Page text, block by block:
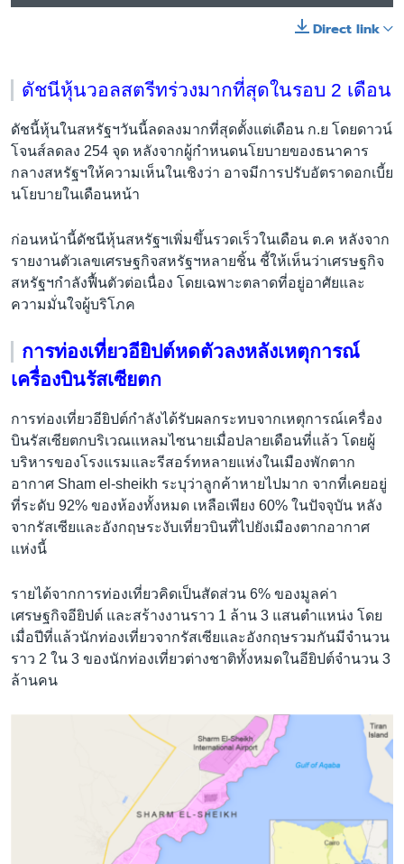
Direct link
ดัชนีหุ้นวอลสตรีทร่วงมากที่สุดในรอบ 2 เดือน
ดัชนี้หุ้นในสหรัฐฯวันนี้ลดลงมากที่สุดตั้งแต่เดือน ก.ย โดยดาวน์
โจนส์ลดลง 254 จุด หลังจากผู้กำหนดนโยบายของธนาคาร
กลางสหรัฐฯให้ความเห็นในเชิงว่า อาจมีการปรับอัตราดอกเบี้ย
นโยบายในเดือนหน้า
ก่อนหน้านี้ดัชนีหุ้นสหรัฐฯเพิ่มขึ้นรวดเร็วในเดือน ต.ค หลังจาก
รายงานตัวเลขเศรษฐกิจสหรัฐฯหลายชิ้น ชี้ให้เห็นว่าเศรษฐกิจ
สหรัฐฯกำลังฟื้นตัวต่อเนื่อง โดยเฉพาะตลาดที่อยู่อาศัยและ
ความมั่นใจผู้บริโภค
การท่องเที่ยวอียิปต์หดตัวลงหลังเหตุการณ์
เครื่องบินรัสเซียตก
การท่องเที่ยวอียิปต์กำลังได้รับผลกระทบจากเหตุการณ์เครื่อง
บินรัสเซียตกบริเวณแหลมไซนายเมื่อปลายเดือนที่แล้ว โดยผู้
บริหารของโรงแรมและรีสอร์ทหลายแห่งในเมืองพักตาก
อากาศ Sham el-sheikh ระบุว่าลูกค้าหายไปมาก จากที่เคยอยู่
ที่ระดับ 92% ของห้องทั้งหมด เหลือเพียง 60% ในปัจจุบัน หลัง
จากรัสเซียและอังกฤษระงับเที่ยวบินที่ไปยังเมืองตากอากาศ
แห่งนี้
รายได้จากการท่องเที่ยวคิดเป็นสัดส่วน 6% ของมูลค่า
เศรษฐกิจอียิปต์ และสร้างงานราว 1 ล้าน 3 แสนตำแหน่ง โดย
เมื่อปีที่แล้วนักท่องเที่ยวจากรัสเซียและอังกฤษรวมกันมีจำนวน
ราว 2 ใน 3 ของนักท่องเที่ยวต่างชาติทั้งหมดในอียิปต์จำนวน 3
ล้านคน